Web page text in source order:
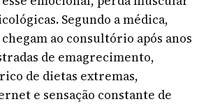
Segundo a médica,
ao consultório após anos
de emagrecimento,
de dietas extremas,
e sensação constante de